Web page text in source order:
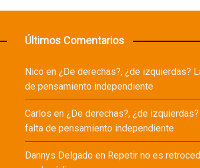
Últimos Comentarios
Nicoen ¿De derechas?, ¿de izquierdas?
de pensamiento independiente
Carlos en ¿De derechas?, ¿de
falta de pensamiento independiente
Dannys Delgadoen Repetir no es